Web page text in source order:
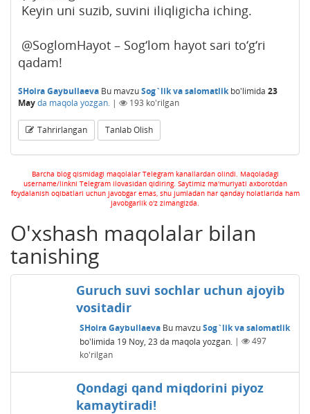
Keyin uni suzib, suvini iliqligicha iching.
@SoglomHayot – Sog‘lom hayot sari to‘g‘ri
qadam!
SHoira Gaybullaeva Bu mavzuSog`lik va salomatlikbo'limida 23
Mayda maqola yozgan. | 193 ko'rilgan
Tahrirlangan Tanlab Olish
Barcha blog qismidagi maqolalar Telegram kanallardan olindi. Maqoladagi
username/linkni Telegram ilovasidan qidiring. Saytimiz ma'muriyati axborotdan
foydalanish oqibatlari uchun javobgar emas, shu jumladan har qanday holatlarida ham
javobgarlik o'z zimangizda.
O'xshash maqolalar bilan
tanishing
Guruch suvi sochlar uchun ajoyib
vositadir
SHoira Gaybullaeva Bu mavzuSog`lik va salomatlik
bo'limida 19 Noy, 23 da maqola yozgan. |
497
ko'rilgan
Qondagi qand miqdorini piyoz
kamaytiradi!